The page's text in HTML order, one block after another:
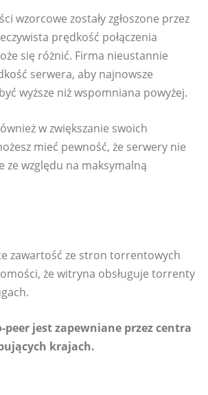
wzorcowe zostały zgłoszone przez
prędkość połączenia
się różnić. Firma nieustannie
serwera, aby najnowsze
wyższe niż wspomniana powyżej.
w zwiększanie swoich
mieć pewność, że serwery nie
ze względu na maksymalną
zawartość ze stron torrentowych
że witryna obsługuje torrenty
peer jest zapewniane przez centra
krajach.